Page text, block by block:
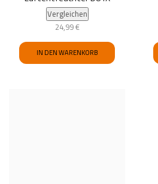
Vergleichen
24,99€
IN DEN WARENKORB